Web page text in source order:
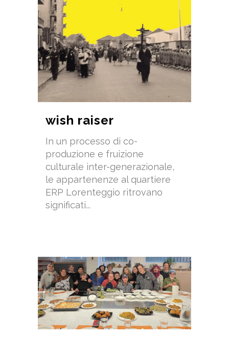
wish raiser
In un processo di co-
produzione e fruizione
culturale inter-generazionale,
le appartenenze al quartiere
ERP Lorenteggio ritrovano
significati...